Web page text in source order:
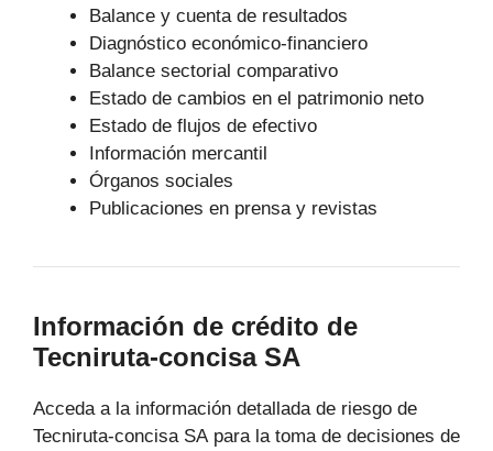
Balance y cuenta de resultados
Diagnóstico económico-financiero
Balance sectorial comparativo
Estado de cambios en el patrimonio neto
Estado de flujos de efectivo
Información mercantil
Órganos sociales
Publicaciones en prensa y revistas
Información de crédito de
Tecniruta-concisa SA
Acceda a la información detallada de riesgo de
Tecniruta-concisa SA para la toma de decisiones de